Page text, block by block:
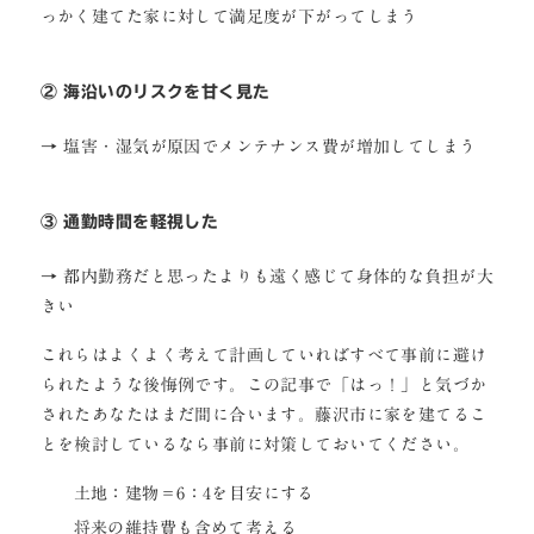
っかく建てた家に対して満足度が下がってしまう
② 海沿いのリスクを甘く見た
→ 塩害・湿気が原因でメンテナンス費が増加してしまう
③ 通勤時間を軽視した
→ 都内勤務だと思ったよりも遠く感じて身体的な負担が大
きい
これらはよくよく考えて計画していればすべて事前に避け
られたような後悔例です。この記事で「はっ！」と気づか
されたあなたはまだ間に合います。藤沢市に家を建てるこ
とを検討しているなら事前に対策しておいてください。
土地：建物＝6：4を目安にする
将来の維持費も含めて考える